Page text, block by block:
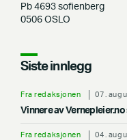
Pb 4693 sofienberg
0506 OSLO
Siste innlegg
Fra redaksjonen 07.
Vinnere av
Fra redaksjonen 04.